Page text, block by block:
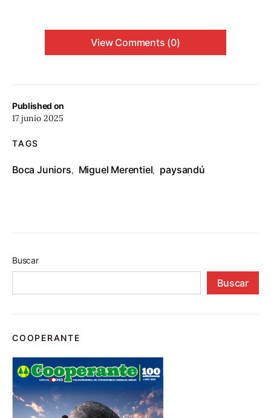
Published on
17 junio 2025
TAGS
Boca Juniors, Miguel Merentiel, paysandú
View Comments (0)
Buscar
Buscar
COOPERANTE